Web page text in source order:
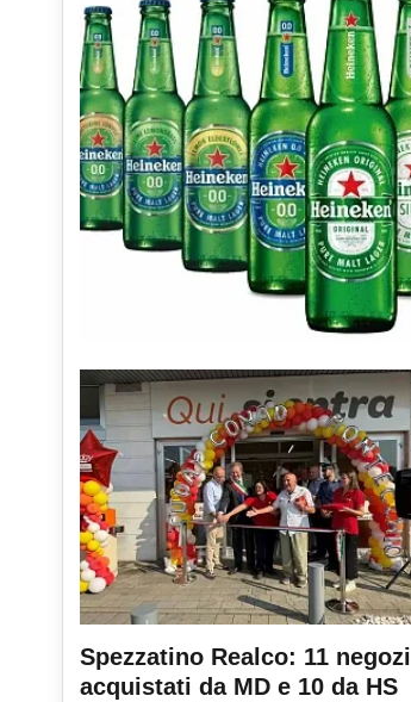
Spezzatino Realco: 11 negozi
acquistati da MD e 10 da HS